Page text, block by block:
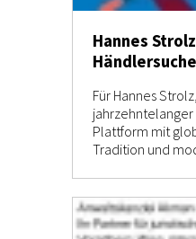
Hannes
Händlersuche
Für Hannes
Plattform mit
Tradition und